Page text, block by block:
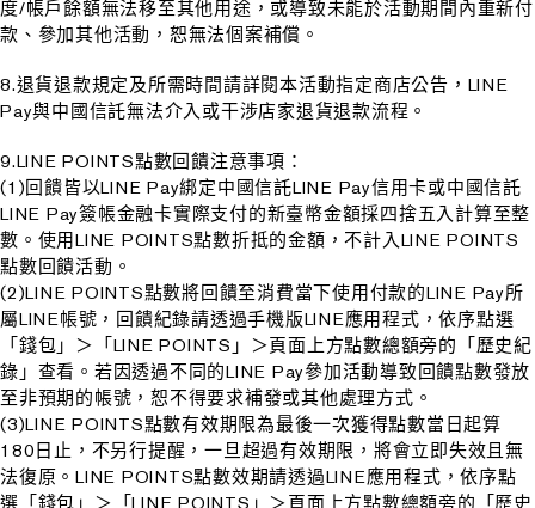
度/帳戶餘額無法移至其他用途，或導致未能於活動期間內重新付
款、參加其他活動，恕無法個案補償。
8.退貨退款規定及所需時間請詳閱本活動指定商店公告，LINE
Pay與中國信託無法介入或干涉店家退貨退款流程。
9.LINE POINTS點數回饋注意事項：
(1)回饋皆以LINE Pay綁定中國信託LINE Pay信用卡或中國信託
LINE Pay簽帳金融卡實際支付的新臺幣金額採四捨五入計算至整
數。使用LINE POINTS點數折抵的金額，不計入LINE POINTS
點數回饋活動。
(2)LINE POINTS點數將回饋至消費當下使用付款的LINE Pay所
屬LINE帳號，回饋紀錄請透過手機版LINE應用程式，依序點選
「錢包」＞「LINE POINTS」＞頁面上方點數總額旁的「歷史紀
錄」查看。若因透過不同的LINE Pay參加活動導致回饋點數發放
至非預期的帳號，恕不得要求補發或其他處理方式。
(3)LINE POINTS點數有效期限為最後一次獲得點數當日起算
180日止，不另行提醒，一旦超過有效期限，將會立即失效且無
法復原。LINE POINTS點數效期請透過LINE應用程式，依序點